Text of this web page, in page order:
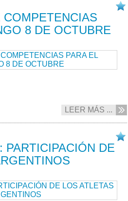
8 DE OCTUBRE
LEER MÁS ...
PARTICIPACIÓN DE